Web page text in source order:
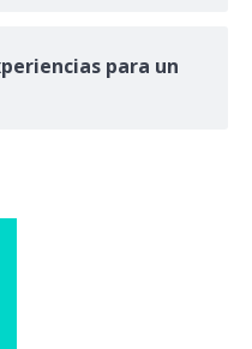
para un